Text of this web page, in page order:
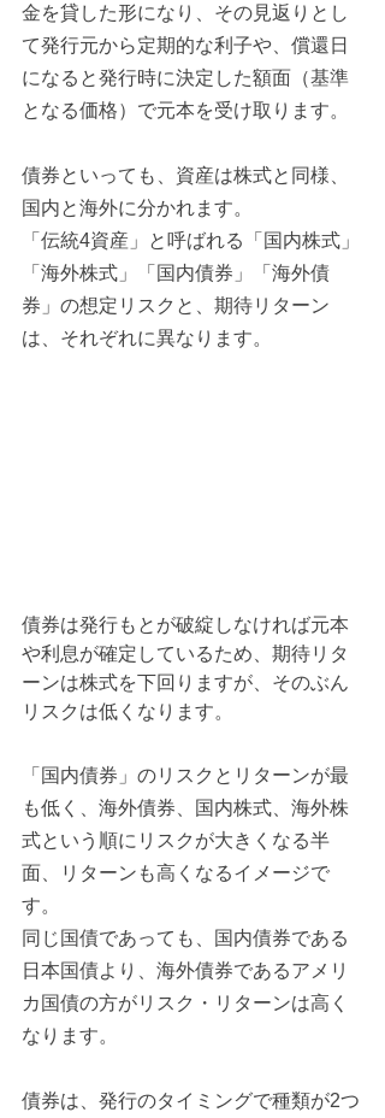
金を貸した形になり、その見返りとし
て発行元から定期的な利子や、償還日
になると発行時に決定した額面（基準
となる価格）で元本を受け取ります。
債券といっても、資産は株式と同様、
国内と海外に分かれます。
「伝統4資産」と呼ばれる「国内株式」
「海外株式」「国内債券」「海外債
券」の想定リスクと、期待リターン
は、それぞれに異なります。
債券は発行もとが破綻しなければ元本
や利息が確定しているため、期待リタ
ーンは株式を下回りますが、そのぶん
リスクは低くなります。
「国内債券」のリスクとリターンが最
も低く、海外債券、国内株式、海外株
式という順にリスクが大きくなる半
面、リターンも高くなるイメージで
す。
同じ国債であっても、国内債券である
日本国債より、海外債券であるアメリ
カ国債の方がリスク・リターンは高く
なります。
債券は、発行のタイミングで種類が2つ